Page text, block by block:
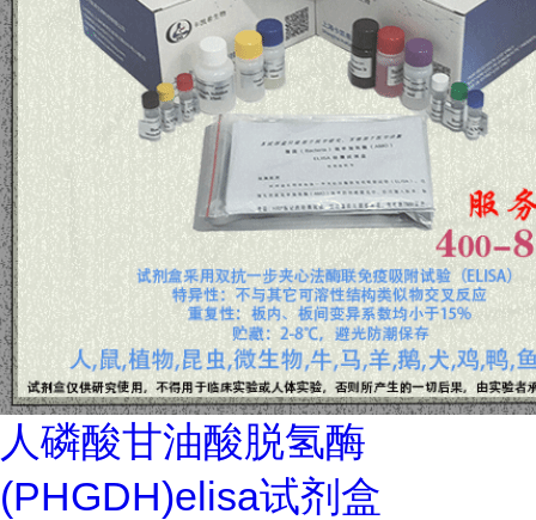
人磷酸甘油酸脱氢酶
(PHGDH)elisa试剂盒